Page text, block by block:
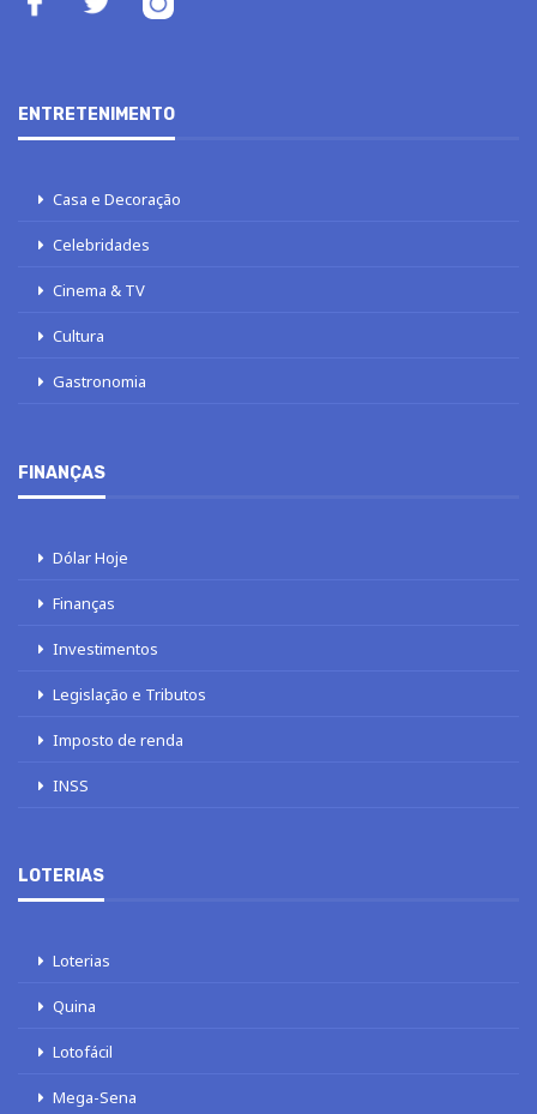
ENTRETENIMENTO
Casa e Decoração
Celebridades
Cinema & TV
Cultura
Gastronomia
FINANÇAS
Dólar Hoje
Finanças
Investimentos
Legislação e Tributos
Imposto de renda
INSS
LOTERIAS
Loterias
Quina
Lotofácil
Mega-Sena